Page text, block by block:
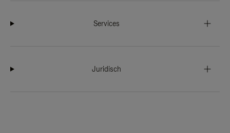
Services
Juridisch